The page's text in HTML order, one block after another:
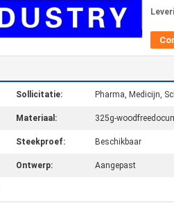
Sollicitatie: Pharma, Medicijn,
Materiaal: 325g-
Steekproef: Beschikbaar
Ontwerp: Aangepast